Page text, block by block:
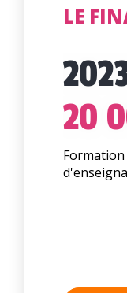
LE
20
Formation